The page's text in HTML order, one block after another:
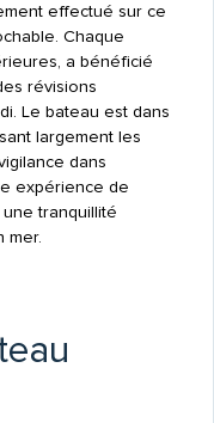
effectué sur ce
Chaque
a bénéficié
révisions
Le bateau est dans
largement les
dans
expérience de
tranquillité
mer.